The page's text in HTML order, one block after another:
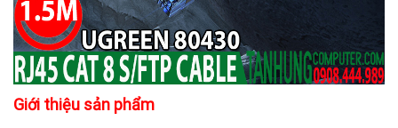
Giới thiệu sản phẩm